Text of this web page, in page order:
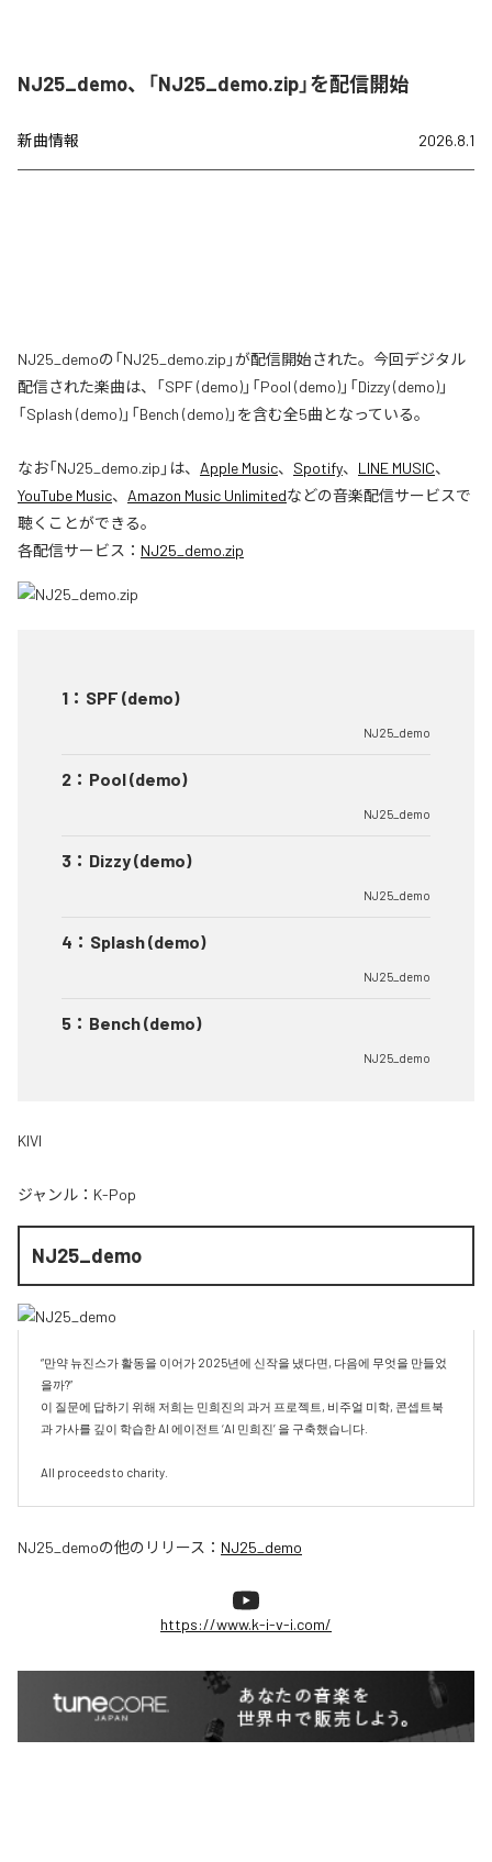
NJ25_demo、「NJ25_demo.zip」を配信開始
新曲情報 2026.8.1
NJ25_demoの「NJ25_demo.zip」が配信開始された。今回デジタル
配信された楽曲は、「SPF (demo)」「Pool (demo)」「Dizzy (demo)」
「Splash (demo)」「Bench (demo)」を含む全5曲となっている。
なお「NJ25_demo.zip 」は、 Apple Music、 Spotify、 LINE MUSIC、
YouTube Music、 Amazon Music Unlimitedなどの音楽配信サービスで
聴くことができる。
各配信サービス： NJ25_demo.zip
1 ： SPF (demo)
NJ25_demo
2 ： Pool (demo)
NJ25_demo
3 ： Dizzy (demo)
NJ25_demo
4 ： Splash (demo)
NJ25_demo
5 ： Bench (demo)
NJ25_demo
KIVI
ジャンル： K-Pop
NJ25_demo
“만약 뉴진스가 활동을 이어가 2025년에 신작을 냈다면, 다음에 무엇을 만들었
을까?”
이 질문에 답하기 위해 저희는 민희진의 과거 프로젝트, 비주얼 미학, 콘셉트북
과 가사를 깊이 학습한 AI 에이전트 ‘AI 민희진’ 을 구축했습니다.
All proceeds to charity.
NJ25_demoの他のリリース： NJ25_demo
https://www.k-i-v-i.com/